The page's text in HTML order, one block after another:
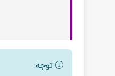
توجه: